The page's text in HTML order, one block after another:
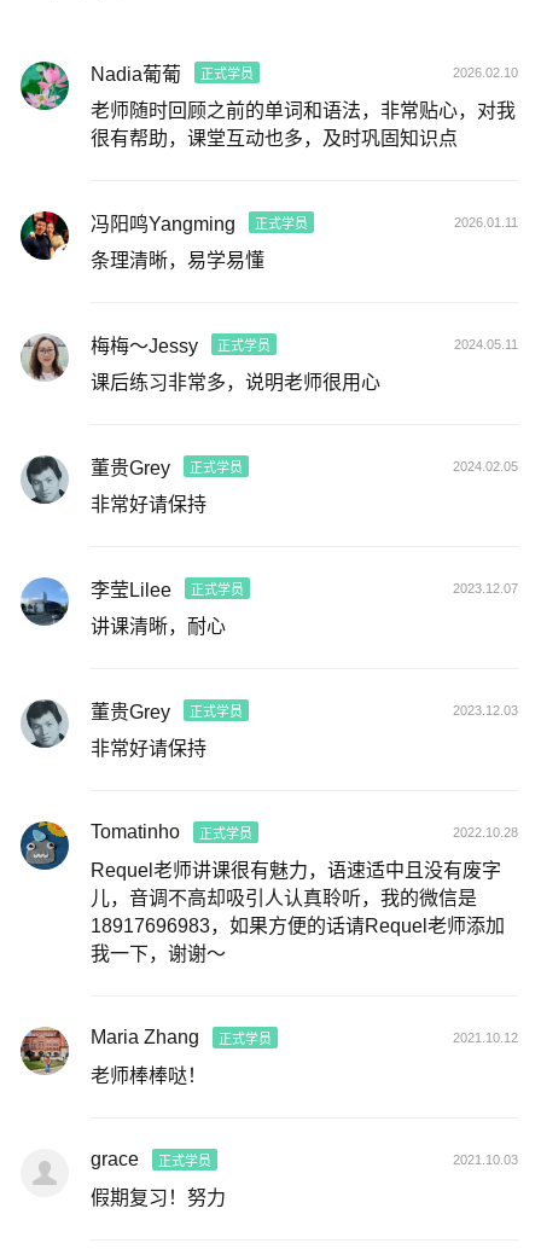
Nadia葡葡 正式学员 2026.02.10
老师随时回顾之前的单词和语法，非常贴心，对我
很有帮助，课堂互动也多，及时巩固知识点
冯阳鸣Yangming 正式学员 2026.01.11
条理清晰，易学易懂
梅梅～Jessy 正式学员 2024.05.11
课后练习非常多，说明老师很用心
董贵Grey 正式学员 2024.02.05
非常好请保持
李莹Lilee 正式学员 2023.12.07
讲课清晰，耐心
董贵Grey 正式学员 2023.12.03
非常好请保持
Tomatinho 正式学员 2022.10.28
Requel老师讲课很有魅力，语速适中且没有废字
儿，音调不高却吸引人认真聆听，我的微信是
18917696983，如果方便的话请Requel老师添加
我一下，谢谢～
Maria Zhang 正式学员 2021.10.12
老师棒棒哒！
grace 正式学员 2021.10.03
假期复习！努力